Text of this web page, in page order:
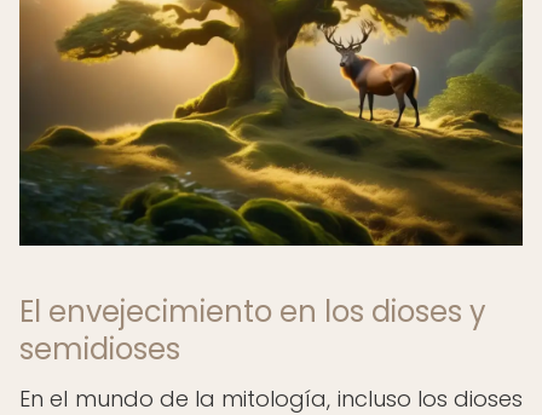
El envejecimiento en los dioses y
semidioses
En el mundo de la mitología, incluso los dioses